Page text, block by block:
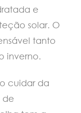
e
solar. O
tanto
inverno.
cuidar da
de